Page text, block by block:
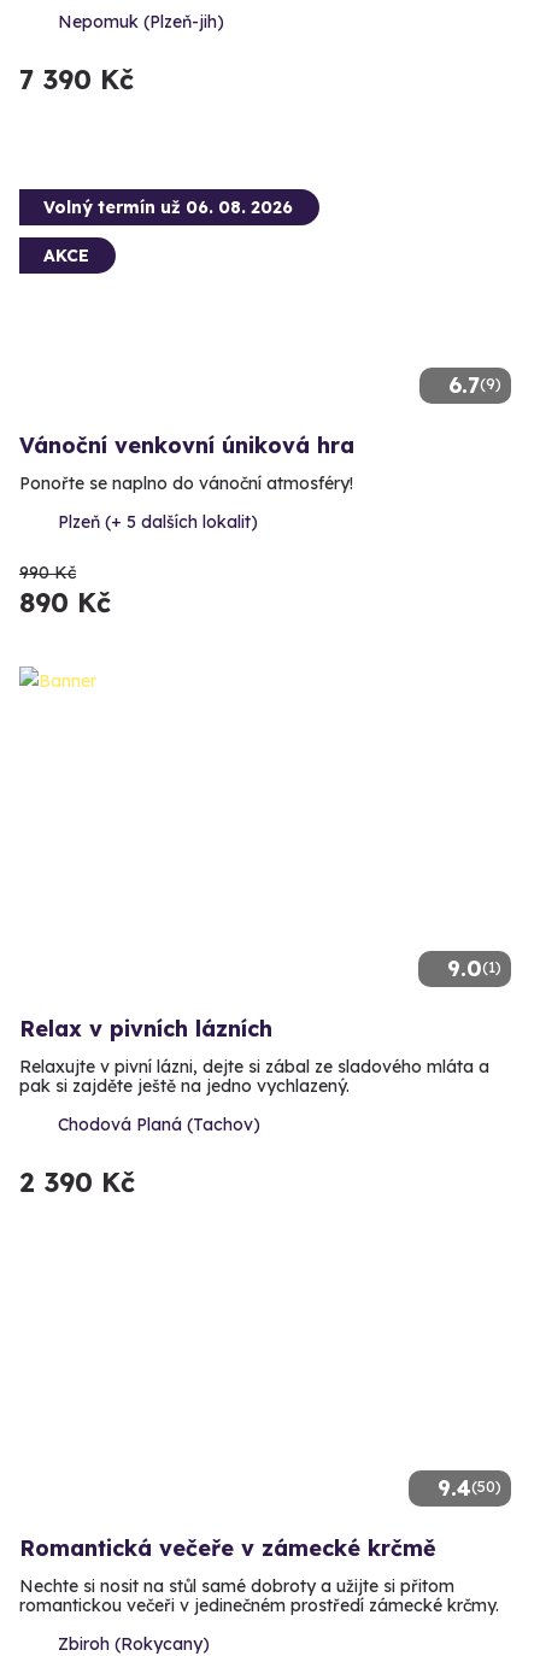
Nepomuk (Plzeň-jih)
7 390 Kč
6.7(9)
Volný termín už 06. 08. 2026
AKCE
Vánoční venkovní úniková hra
Ponořte se naplno do vánoční atmosféry!
Plzeň (+ 5 dalších lokalit)
990 Kč
890 Kč
9.0(1)
Relax v pivních lázních
Relaxujte v pivní lázni, dejte si zábal ze sladového mláta a
pak si zajděte ještě na jedno vychlazený.
Chodová Planá (Tachov)
2 390 Kč
9.4(50)
Romantická večeře v zámecké krčmě
Nechte si nosit na stůl samé dobroty a užijte si přitom
romantickou večeři v jedinečném prostředí zámecké krčmy.
Zbiroh (Rokycany)